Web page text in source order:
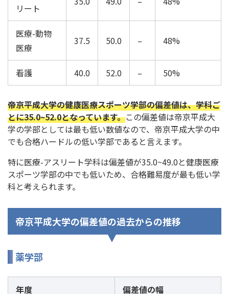
リート
医療-動物
医療
37.5 50.0 – 48%
看護 40.0 52.0 – 50%
帝京平成大学の健康医療スポーツ学部の偏差値は、学科ご
とに35.0~52.0となっています。この偏差値は帝京平成大
学の学部としては最も低い数値なので、帝京平成大学の中
でも合格ハードルの低い学部であると言えます。
特に医療-アスリート学科は偏差値が35.0~49.0と健康医療
スポーツ学部の中でも低いため、合格難易度が最も低い学
科と考えられます。
帝京平成大学の偏差値の過去からの推移
薬学部
年度 偏差値の幅